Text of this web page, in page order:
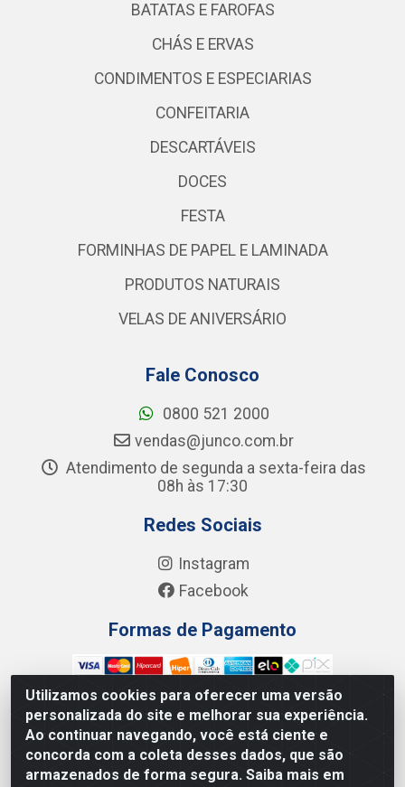
Utilizamos cookies para oferecer uma versão
personalizada do site e melhorar sua experiência.
Ao continuar navegando, você está ciente e
concorda com a coleta desses dados, que são
armazenados de forma segura. Saiba mais em
BATATAS E FAROFAS
CHÁS E ERVAS
CONDIMENTOS E ESPECIARIAS
CONFEITARIA
DESCARTÁVEIS
DOCES
FESTA
FORMINHAS DE PAPEL E LAMINADA
PRODUTOS NATURAIS
VELAS DE ANIVERSÁRIO
Fale Conosco
0800 521 2000
vendas@junco.com.br
Atendimento de segunda a sexta-feira das
08h às 17:30
Redes Sociais
Instagram
Facebook
Formas de Pagamento
Junco Industria e Comercio Ltda - R. Lineu Anterino
Mariano, 505 - Distrito Industrial, Uberlândia - MG CEP
38.402-346 - CNPJ: 66.312.653/0001-14